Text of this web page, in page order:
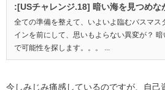
:[USチャレンジ.18] 暗い海を見つめな
全ての準備を整えて、いよいよ臨むバスマス
インを前にして、思いもよらない異変が？
で可能性を探します。。。 ...
今しみじみ痛感しているのですが、自己